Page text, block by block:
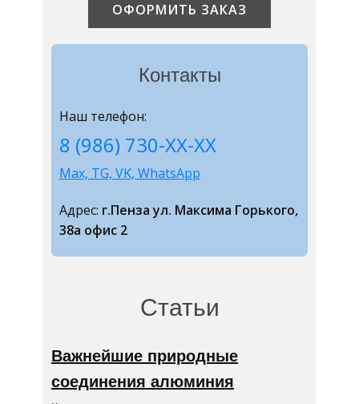
ОФОРМИТЬ ЗАКАЗ
Контакты
Наш телефон:
8 (986) 730-ХХ-ХХ
Max, TG, VK, WhatsApp
Адрес: г.Пенза ул. Максима Горького,
38а офис 2
Статьи
Важнейшие природные
соединения алюминия